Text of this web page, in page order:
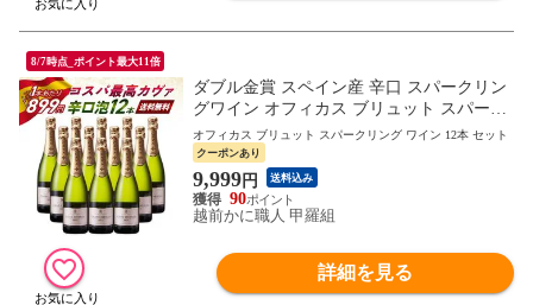
8/7時点_ポイント最大11倍
ダブル金賞 スペイン産 辛口 スパークリン
グワイン オフィカス ブリュット スパーク
リング ワイン 12本 セット プレゼント 爆
買
オフィカス ブリュット スパークリング ワイン 12本 セット
クーポンあり
9,999円 送料込み
90
越前かに職人 甲羅組
詳細を見る